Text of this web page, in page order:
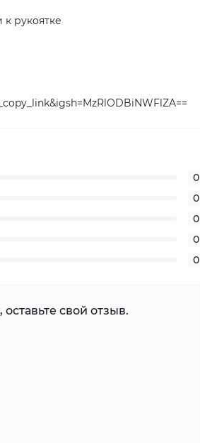
рукоятке
0
0
0
0
0
свой отзыв.